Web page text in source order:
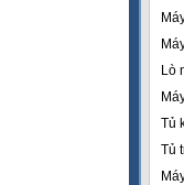
Lò
Tủ
Tủ